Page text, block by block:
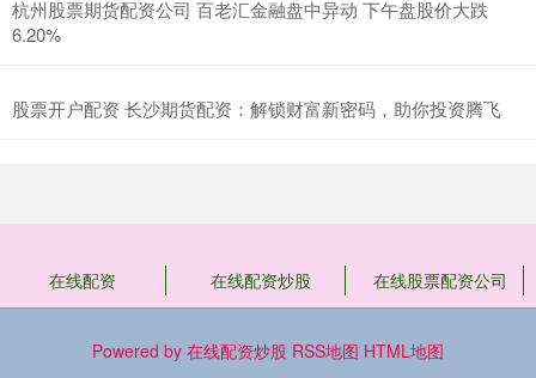
杭州股票期货配资公司 百老汇金融盘中异动 下午盘股价大跌
6.20%
股票开户配资 长沙期货配资：解锁财富新密码，助你投资腾飞
在线配资 在线配资炒股 在线股票配资公司
Powered by 在线配资炒股 RSS地图 HTML地图